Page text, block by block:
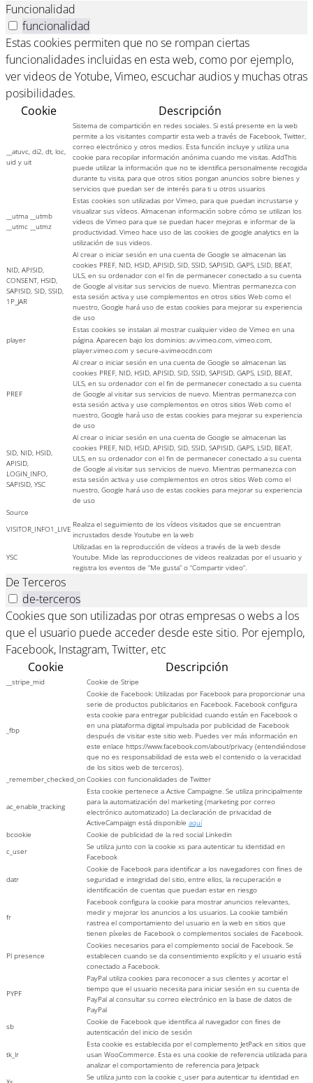
Funcionalidad
funcionalidad
Estas cookies permiten que no se rompan ciertas
funcionalidades incluidas en esta web, como por ejemplo,
ver videos de Yotube, Vimeo, escuchar audios y muchas otras
posibilidades.
Cookie
Descripción
__atuvc, di2, dt, loc,
uid y uit
Sistema de compartición en redes sociales. Si está presente en la web
permite a los visitantes compartir esta web a través de Facebook, Twitter,
correo electrónico y otros medios. Esta función incluye y utiliza una
cookie para recopilar información anónima cuando me visitas. AddThis
puede utilizar la información que no te identifica personalmente recogida
durante tu visita, para que otros sitios pongan anuncios sobre bienes y
servicios que puedan ser de interés para ti u otros usuarios
__utma __utmb
__utmc __utmz
Estas cookies son utilizadas por Vimeo, para que puedan incrustarse y
visualizar sus vídeos. Almacenan información sobre cómo se utilizan los
videos de Vimeo para que se puedan hacer mejoras e informar de la
productividad. Vimeo hace uso de las cookies de google analytics en la
utilización de sus videos.
NID, APISID,
CONSENT, HSID,
SAPISID, SID, SSID,
1P_JAR
Al crear o iniciar sesión en una cuenta de Google se almacenan las
cookies PREF, NID, HSID, APISID, SID, SSID, SAPISID, GAPS, LSID, BEAT,
ULS, en su ordenador con el fin de permanecer conectado a su cuenta
de Google al visitar sus servicios de nuevo. Mientras permanezca con
esta sesión activa y use complementos en otros sitios Web como el
nuestro, Google hará uso de estas cookies para mejorar su experiencia
de uso
player
Estas cookies se instalan al mostrar cualquier video de Vimeo en una
página. Aparecen bajo los dominios: av.vimeo.com, vimeo.com,
player.vimeo.com y secure-a.vimeocdn.com
PREF
Al crear o iniciar sesión en una cuenta de Google se almacenan las
cookies PREF, NID, HSID, APISID, SID, SSID, SAPISID, GAPS, LSID, BEAT,
ULS, en su ordenador con el fin de permanecer conectado a su cuenta
de Google al visitar sus servicios de nuevo. Mientras permanezca con
esta sesión activa y use complementos en otros sitios Web como el
nuestro, Google hará uso de estas cookies para mejorar su experiencia
de uso
SID, NID, HSID,
APISID,
LOGIN_INFO,
SAPISID, YSC
Al crear o iniciar sesión en una cuenta de Google se almacenan las
cookies PREF, NID, HSID, APISID, SID, SSID, SAPISID, GAPS, LSID, BEAT,
ULS, en su ordenador con el fin de permanecer conectado a su cuenta
de Google al visitar sus servicios de nuevo. Mientras permanezca con
esta sesión activa y use complementos en otros sitios Web como el
nuestro, Google hará uso de estas cookies para mejorar su experiencia
de uso
Source
VISITOR_INFO1_LIVE Realiza el seguimiento de los vídeos visitados que se encuentran
incrustados desde Youtube en la web
YSC
Utilizadas en la reproducción de vídeos a través de la web desde
Youtube. Mide las reproducciones de videos realizadas por el usuario y
registra los eventos de “Me gusta” o “Compartir video”.
De Terceros
de-terceros
Cookies que son utilizadas por otras empresas o webs a los
que el usuario puede acceder desde este sitio. Por ejemplo,
Facebook, Instagram, Twitter, etc
Cookie
Descripción
__stripe_mid Cookie de Stripe
_fbp
Cookie de Facebook: Utilizadas por Facebook para proporcionar una
serie de productos publicitarios en Facebook. Facebook configura
esta cookie para entregar publicidad cuando están en Facebook o
en una plataforma digital impulsada por publicidad de Facebook
después de visitar este sitio web. Puedes ver más información en
este enlace https://www.facebook.com/about/privacy (entendiéndose
que no es responsabilidad de esta web el contenido o la veracidad
de los sitios web de terceros).
_remember_checked_on Cookies con funcionalidades de Twitter
ac_enable_tracking
Esta cookie pertenece a Active Campaigne. Se utiliza principalmente
para la automatización del marketing (marketing por correo
electrónico automatizado) La declaración de privacidad de
ActiveCampaign está disponible aquí
bcookie
Cookie de publicidad de la red social Linkedin
c_user
Se utiliza junto con la cookie xs para autenticar tu identidad en
Facebook
datr
Cookie de Facebook para identificar a los navegadores con fines de
seguridad e integridad del sitio, entre ellos, la recuperación e
identificación de cuentas que puedan estar en riesgo
fr
Facebook configura la cookie para mostrar anuncios relevantes,
medir y mejorar los anuncios a los usuarios. La cookie también
rastrea el comportamiento del usuario en la web en sitios que
tienen píxeles de Facebook o complementos sociales de Facebook.
Pl presence
Cookies necesarios para el complemento social de Facebook. Se
establecen cuando se da consentimiento explícito y el usuario está
conectado a Facebook.
PYPF
PayPal utiliza cookies para reconocer a sus clientes y acortar el
tiempo que el usuario necesita para iniciar sesión en su cuenta de
PayPal al consultar su correo electrónico en la base de datos de
PayPal
sb
Cookie de Facebook que identifica al navegador con fines de
autenticación del inicio de sesión
tk_lr
Esta cookie es establecida por el complemento JetPack en sitios que
usan WooCommerce. Esta es una cookie de referencia utilizada para
analizar el comportamiento de referencia para Jetpack
Se utiliza junto con la cookie c_user para autenticar tu identidad en